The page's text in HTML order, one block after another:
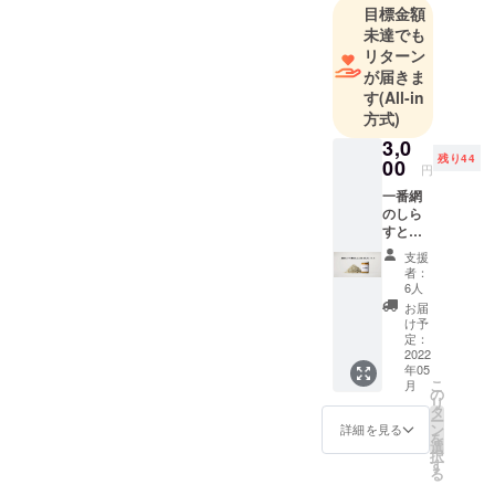
目標金額
未達でも
リターン
が届きま
す(All-in
方式)
3,0
00 円
残り44
一番網
のしら
すと野
菜
nokke
を1個＋
お礼の
メッ
セージ
をお送
りしま
す。
【備
考】 ※
送料込
※常温で
支援
者：
6人
お届
け予
定：
2022
年05
月
詳細を見る
こ
の
リ
タ
ー
ン
を
選
択
す
る